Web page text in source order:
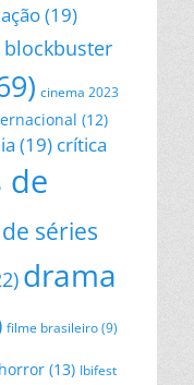
(19)
blockbuster
cinema 2023
(12)
(19) crítica
de
séries
drama
filme brasileiro (9)
horror (13) Ibifest